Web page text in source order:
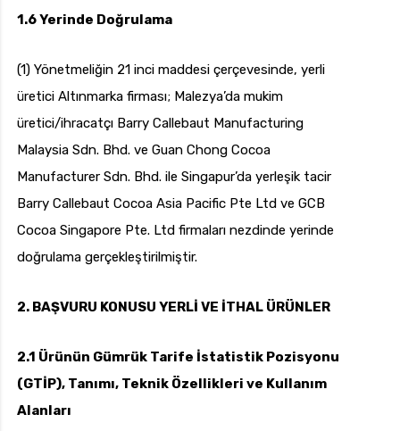
1.6 Yerinde Doğrulama
(1) Yönetmeliğin 21 inci maddesi çerçevesinde, yerli
üretici Altınmarka firması; Malezya’da mukim
üretici/ihracatçı Barry Callebaut Manufacturing
Malaysia Sdn. Bhd. ve Guan Chong Cocoa
Manufacturer Sdn. Bhd. ile Singapur’da yerleşik tacir
Barry Callebaut Cocoa Asia Pacific Pte Ltd ve GCB
Cocoa Singapore Pte. Ltd firmaları nezdinde yerinde
doğrulama gerçekleştirilmiştir.
2. BAŞVURU KONUSU YERLİ VE İTHAL ÜRÜNLER
2.1 Ürünün Gümrük Tarife İstatistik Pozisyonu
(GTİP), Tanımı, Teknik Özellikleri ve Kullanım
Alanları